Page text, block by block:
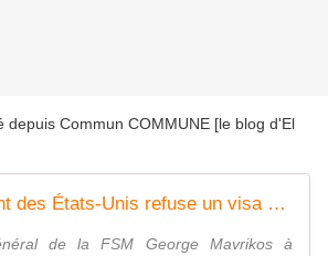
depuis Commun COMMUNE [le blog d'El
Le gouvernement des États-Unis refuse un visa à George Mavrikos, secrétaire général de la Fédération Syndicale Mondiale (FSM)
de la FSM George Mavrikos à